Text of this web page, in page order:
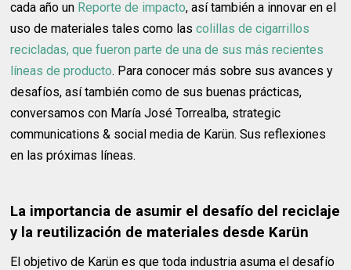
cada año un Reporte de impacto, así también a innovar en el
uso de materiales tales como lascolillas de cigarrillos
recicladas, que fueron parte de una de sus más recientes
líneas de producto. Para conocer más sobre sus avances y
desafíos, así también como de sus buenas prácticas,
conversamos con María José Torrealba, strategic
communications & social media de Karün. Sus reflexiones
en las próximas líneas.
La importancia de asumir el desafío del reciclaje
y la reutilización de materiales desde Karün
El objetivo de Karün es que toda industria asuma el desafío